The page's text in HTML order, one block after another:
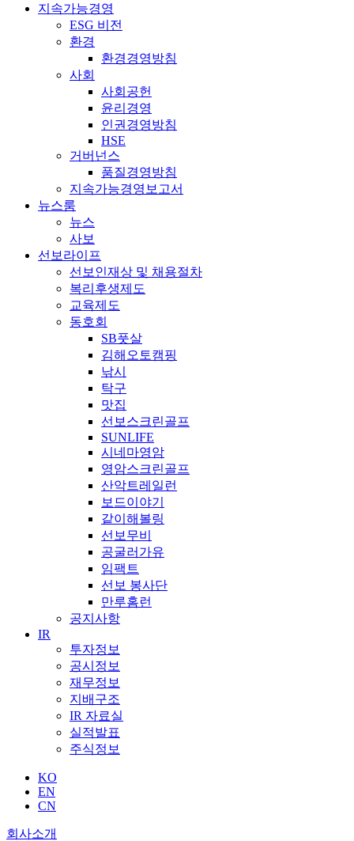
지속가능경영
ESG 비전
환경
환경경영방침
사회
사회공헌
윤리경영
인권경영방침
HSE
거버넌스
품질경영방침
지속가능경영보고서
뉴스룸
뉴스
사보
선보라이프
선보인재상 및 채용절차
복리후생제도
교육제도
동호회
SB풋살
김해오토캠핑
낚시
탁구
맛집
선보스크린골프
SUNLIFE
시네마영암
영암스크린골프
산악트레일런
보드이야기
같이해볼링
선보무비
공굴러가유
임팩트
선보 봉사단
만루홈런
공지사항
IR
투자정보
공시정보
재무정보
지배구조
IR 자료실
실적발표
주식정보
KO
EN
CN
회사소개